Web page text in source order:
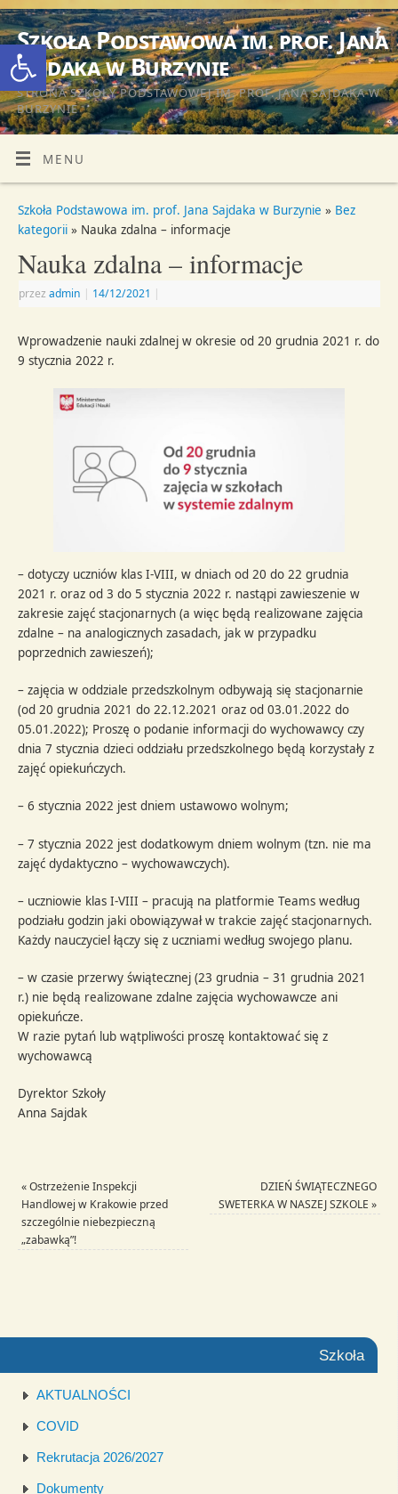
Otwórz pasek narzędzi
Szkoła Podstawowa im. prof. Jana
Sajdaka w Burzynie
STRONA SZKOŁY PODSTAWOWEJ IM. PROF. JANA SAJDAKA W
BURZYNIE
MENU
Szkoła Podstawowa im. prof. Jana Sajdaka w Burzynie » Bez
kategorii » Nauka zdalna – informacje
Nauka zdalna – informacje
przezadmin | 14/12/2021 |
Wprowadzenie nauki zdalnej w okresie od 20 grudnia 2021 r. do
9 stycznia 2022 r.
– dotyczy uczniów klas I-VIII, w dniach od 20 do 22 grudnia
2021 r. oraz od 3 do 5 stycznia 2022 r. nastąpi zawieszenie w
zakresie zajęć stacjonarnych (a więc będą realizowane zajęcia
zdalne – na analogicznych zasadach, jak w przypadku
poprzednich zawieszeń);
– zajęcia w oddziale przedszkolnym odbywają się stacjonarnie
(od 20 grudnia 2021 do 22.12.2021 oraz od 03.01.2022 do
05.01.2022); Proszę o podanie informacji do wychowawcy czy
dnia 7 stycznia dzieci oddziału przedszkolnego będą korzystały z
zajęć opiekuńczych.
– 6 stycznia 2022 jest dniem ustawowo wolnym;
– 7 stycznia 2022 jest dodatkowym dniem wolnym (tzn. nie ma
zajęć dydaktyczno – wychowawczych).
– uczniowie klas I-VIII – pracują na platformie Teams według
podziału godzin jaki obowiązywał w trakcie zajęć stacjonarnych.
Każdy nauczyciel łączy się z uczniami według swojego planu.
– w czasie przerwy świątecznej (23 grudnia – 31 grudnia 2021
r.) nie będą realizowane zdalne zajęcia wychowawcze ani
opiekuńcze.
W razie pytań lub wątpliwości proszę kontaktować się z
wychowawcą
Dyrektor Szkoły
Anna Sajdak
«Ostrzeżenie Inspekcji
Handlowej w Krakowie przed
szczególnie niebezpieczną
„zabawką”!
DZIEŃ ŚWIĄTECZNEGO
SWETERKA W NASZEJ SZKOLE »
Szkoła
AKTUALNOŚCI
COVID
Rekrutacja 2026/2027
Dokumenty